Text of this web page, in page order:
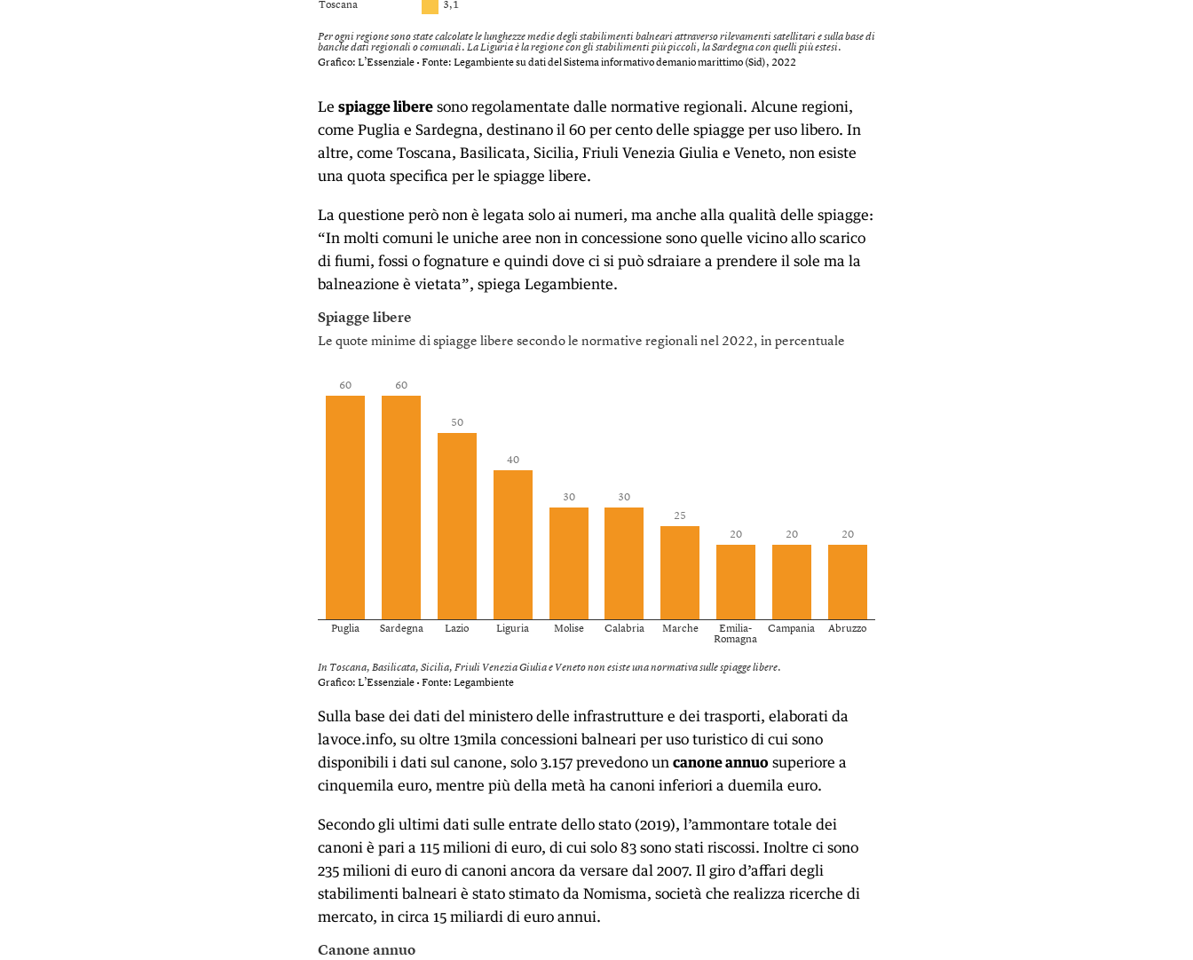
Le spiagge liberesono regolamentate dalle normative regionali. Alcune regioni,
come Puglia e Sardegna, destinano il 60 per cento delle spiagge per uso libero. In
altre, come Toscana, Basilicata, Sicilia, Friuli Venezia Giulia e Veneto, non esiste
una quota specifica per le spiagge libere.
La questione però non è legata solo ai numeri, ma anche alla qualità delle spiagge:
“In molti comuni le uniche aree non in concessione sono quelle vicino allo scarico
di fiumi, fossi o fognature e quindi dove ci si può sdraiare a prendere il sole ma la
balneazione è vietata”, spiega Legambiente.
Sulla base dei dati del ministero delle infrastrutture e dei trasporti, elaborati da
lavoce.info, su oltre 13mila concessioni balneari per uso turistico di cui sono
disponibili i dati sul canone, solo 3.157 prevedono un canone annuosuperiore a
cinquemila euro, mentre più della metà ha canoni inferiori a duemila euro.
Secondo gli ultimi dati sulle entrate dello stato (2019), l’ammontare totale dei
canoni è pari a 115 milioni di euro, di cui solo 83 sono stati riscossi. Inoltre ci sono
235 milioni di euro di canoni ancora da versare dal 2007. Il giro d’affari degli
stabilimenti balneari è stato stimato da Nomisma, società che realizza ricerche di
mercato, in circa 15 miliardi di euro annui.